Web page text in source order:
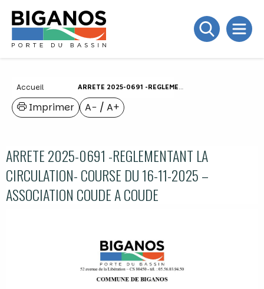
Accueil ARRETE 2025-0691 -REGLEMENTANT LA CIRCULATION- COURSE DU 16-11-2025 – ASSOCIATION COUDE A COUDE
A− / A+
Imprimer
ARRETE 2025-0691 -REGLEMENTANT LA
CIRCULATION- COURSE DU 16-11-2025 –
ASSOCIATION COUDE A COUDE